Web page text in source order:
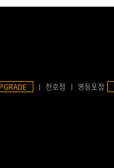
천호점 영등포점